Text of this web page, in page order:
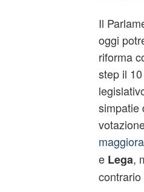
Il
oggi
riforma
step il
simpatie
e Lega,